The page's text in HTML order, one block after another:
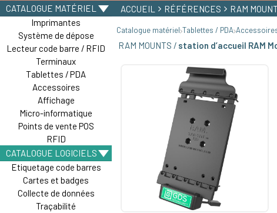
CATALOGUE MATÉRIEL
Imprimantes
Système de dépose
Lecteur code barre / RFID
Terminaux
Tablettes / PDA
Accessoires
Affichage
Micro-informatique
Points de vente POS
RFID
CATALOGUE LOGICIELS
Etiquetage code barres
Cartes et badges
Collecte de données
Traçabilité
ACCUEIL RÉFÉRENCES RAM
Catalogue matériel Tablettes / PDA
RAM MOUNTS / station d’accueil RAM